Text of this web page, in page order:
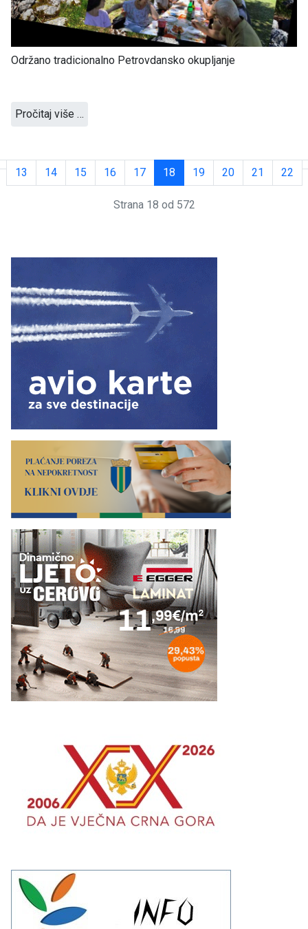
Održano tradicionalno Petrovdansko okupljanje
Pročitaj više …
13 14 15 16 17 18 19 20 21 22
Strana 18 od 572